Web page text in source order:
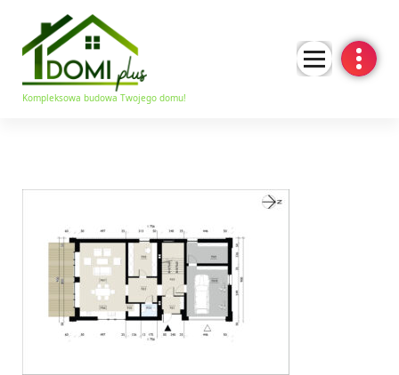
Kompleksowa budowa Twojego domu!